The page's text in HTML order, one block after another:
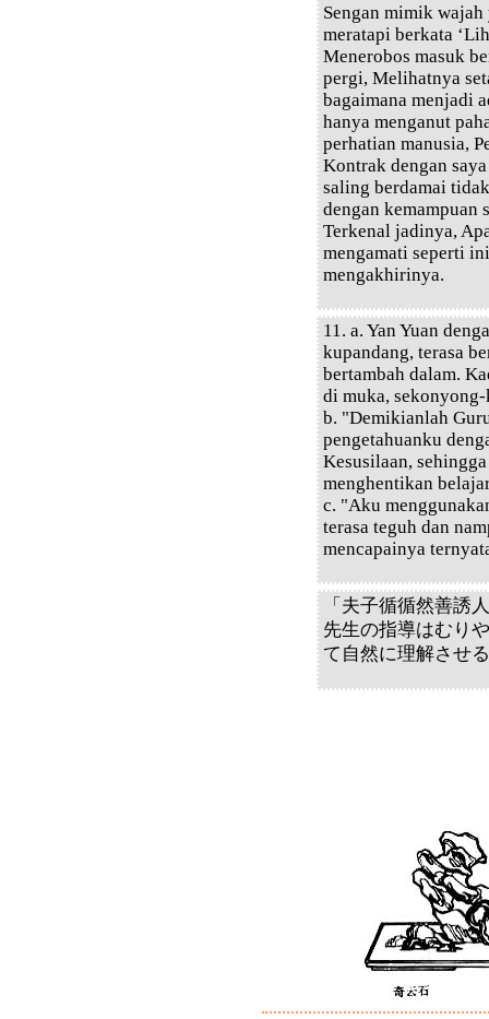
Sengan mimik
meratapi berkata
Menerobos masuk
pergi, Melihatnya
bagaimana menjadi
hanya menganut
perhatian manusia,
Kontrak dengan
saling berdamai
dengan kemampuan
Terkenal jadinya,
mengamati seperti
mengakhirinya.
11. a. Yan Yuan
kupandang, terasa
bertambah dalam.
di muka,
b. "Demikianlah
pengetahuanku
Kesusilaan,
menghentikan
c. "Aku
terasa teguh dan
mencapainya
「夫子循循然善誘
先生の指導はむり
て自然に理解させ